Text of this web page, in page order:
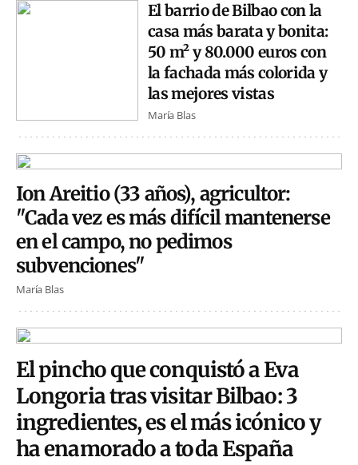
El barrio de Bilbao con la
casa más barata y bonita:
50 m² y 80.000 euros con
la fachada más colorida y
las mejores vistas
María Blas
Ion Areitio (33 años), agricultor:
"Cada vez es más difícil mantenerse
en el campo, no pedimos
subvenciones"
María Blas
El pincho que conquistó a Eva
Longoria tras visitar Bilbao: 3
ingredientes, es el más icónico y
ha enamorado a toda España